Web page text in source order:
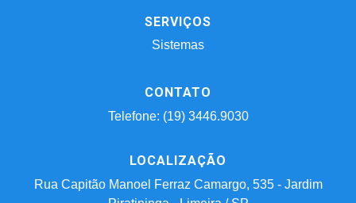
SERVIÇOS
Sistemas
CONTATO
Telefone: (19) 3446.9030
LOCALIZAÇÃO
Rua Capitão Manoel Ferraz Camargo, 535 - Jardim